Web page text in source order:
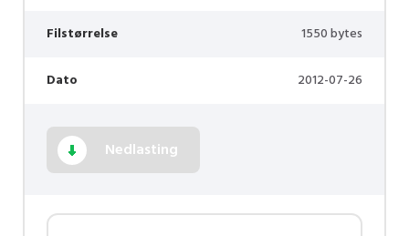
Filstørrelse 1550 bytes
Dato 2012-07-26
Nedlasting